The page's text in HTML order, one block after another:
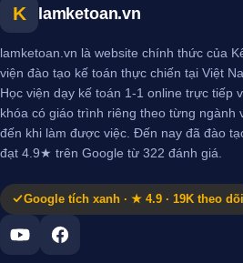
K lamketoan.vn
lamketoan.vn là website chính thức của
viện đào tạo kế toán thực chiến tại Việt
Học viện dạy kế toán 1-1 online trực tiếp
khóa có giáo trình riêng theo từng ngành
đến khi làm được việc. Đến nay đã đào
đạt 4.9★ trên Google từ 322 đánh giá.
Google tích xanh · ★ 4.9 · 19K theo dõi